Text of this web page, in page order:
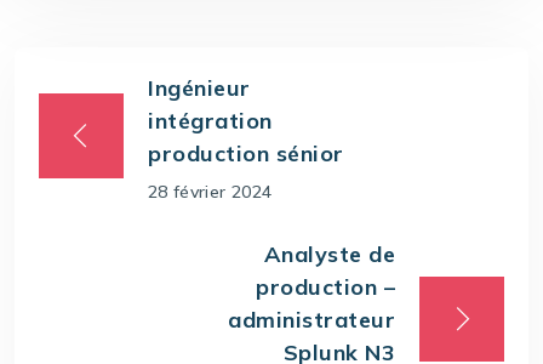
Ingénieur
intégration
production sénior
28 février 2024
Analyste de
production –
administrateur
Splunk N3